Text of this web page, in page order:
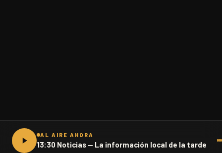
AL AIRE AHORA
13:30 Noticias — La información local de la tarde